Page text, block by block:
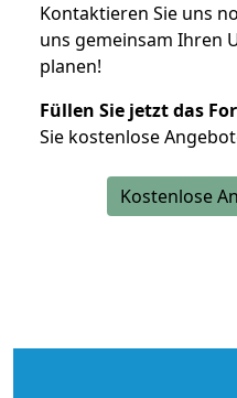
Kontaktieren Sie uns
uns gemeinsam Ihren
planen!
Füllen Sie jetzt das
Sie kostenlose
Kostenlose